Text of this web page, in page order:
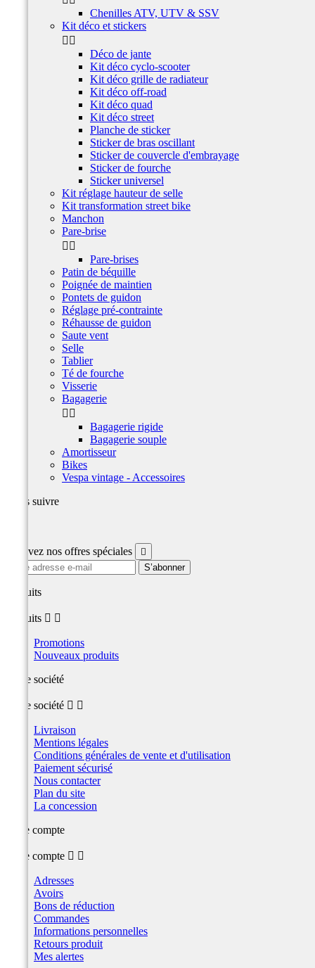
Chenilles ATV, UTV & SSV
Kit déco et stickers
 
Déco de jante
Kit déco cyclo-scooter
Kit déco grille de radiateur
Kit déco off-road
Kit déco quad
Kit déco street
Planche de sticker
Sticker de bras oscillant
Sticker de couvercle d'embrayage
Sticker de fourche
Sticker universel
Kit réglage hauteur de selle
Kit transformation street bike
Manchon
Pare-brise
 
Pare-brises
Patin de béquille
Poignée de maintien
Pontets de guidon
Réglage pré-contrainte
Réhausse de guidon
Saute vent
Selle
Tablier
Té de fourche
Visserie
Bagagerie
 
Bagagerie rigide
Bagagerie souple
Amortisseur
Bikes
Vespa vintage - Accessoires
Nous suivre
Recevez nos offres spéciales 
produits
produits  
Promotions
Nouveaux produits
Notre société
Notre société  
Livraison
Mentions légales
Conditions générales de vente et d'utilisation
Paiement sécurisé
Nous contacter
Plan du site
La concession
Votre compte
Votre compte  
Adresses
Avoirs
Bons de réduction
Commandes
Informations personnelles
Retours produit
Mes alertes